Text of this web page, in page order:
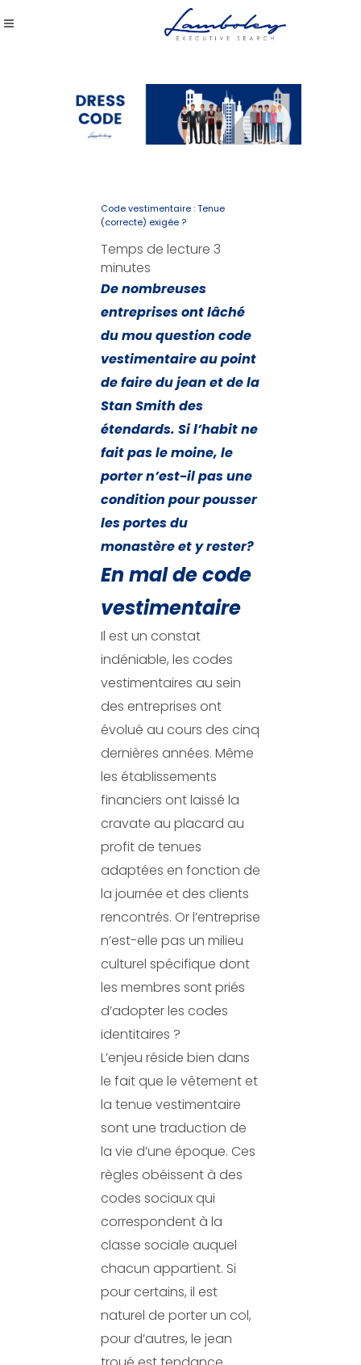
Code vestimentaire : Tenue
(correcte) exigée ?
Temps de lecture 3
minutes
De nombreuses
entreprises ont lâché
du mou question code
vestimentaire au point
de faire du jean et de la
Stan Smith des
étendards. Si l’habit ne
fait pas le moine, le
porter n’est-il pas une
condition pour pousser
les portes du
monastère et y rester?
En mal de code
vestimentaire
Il est un constat
indéniable, les codes
vestimentaires au sein
des entreprises ont
évolué au cours des cinq
dernières années. Même
les établissements
financiers ont laissé la
cravate au placard au
profit de tenues
adaptées en fonction de
la journée et des clients
rencontrés. Or l’entreprise
n’est-elle pas un milieu
culturel spécifique dont
les membres sont priés
d’adopter les codes
identitaires ?
L’enjeu réside bien dans
le fait que le vêtement et
la tenue vestimentaire
sont une traduction de
la vie d’une époque. Ces
règles obéissent à des
codes sociaux qui
correspondent à la
classe sociale auquel
chacun appartient. Si
pour certains, il est
naturel de porter un col,
pour d’autres, le jean